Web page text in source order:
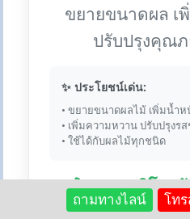
ขยายขนาดผล เ
ปรับปรุงคุณ
✨ ประโยชน์เด่น:
• ขยายขนาดผลไม้ เพิ่มน้ำห
• เพิ่มความหวาน ปรับปรุงร
• ใช้ได้กับผลไม้ทุกชนิด
💰 1ชุด (2กิโลก
บา
ถามทางไลน์ โท